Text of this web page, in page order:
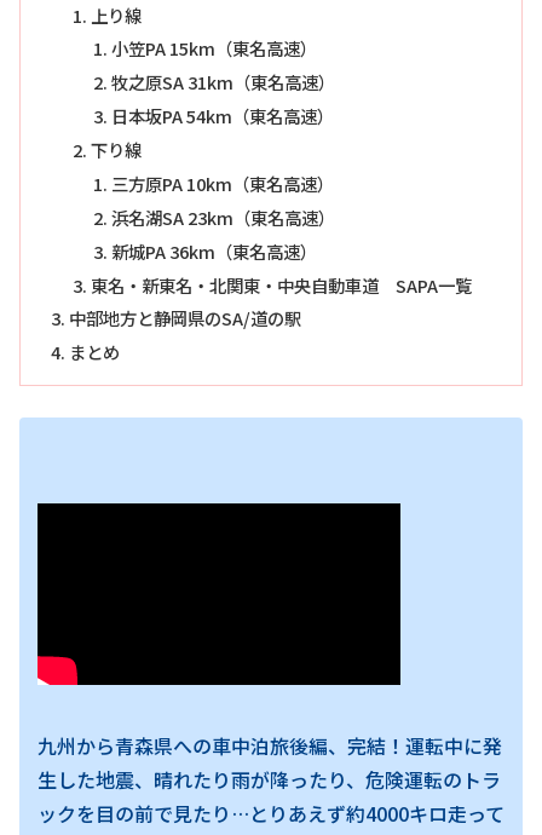
上り線
小笠PA 15km（東名高速）
牧之原SA 31km（東名高速）
日本坂PA 54km（東名高速）
下り線
三方原PA 10km（東名高速）
浜名湖SA 23km（東名高速）
新城PA 36km（東名高速）
東名・新東名・北関東・中央自動車道 SAPA一覧
中部地方と静岡県のSA/道の駅
まとめ
九州から青森県への車中泊旅後編、完結！運転中に発
生した地震、晴れたり雨が降ったり、危険運転のトラ
ックを目の前で見たり…とりあえず約4000キロ走って